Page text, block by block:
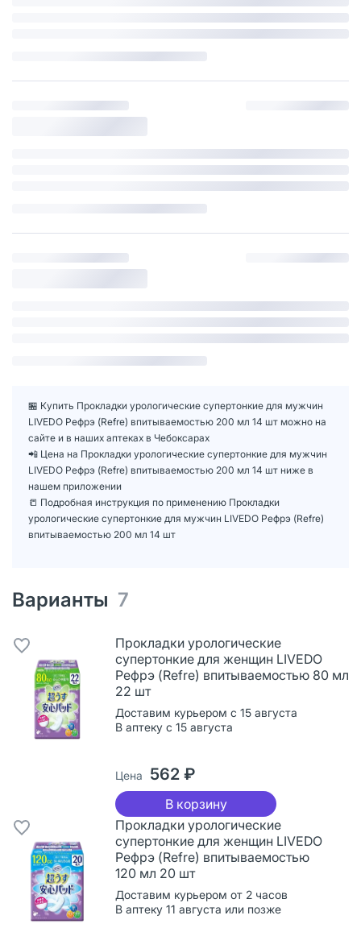
🏪 Купить Прокладки урологические супертонкие для мужчин
LIVEDO Рефрэ (Refre) впитываемостью 200 мл 14 шт можно на
сайте и в наших аптеках в Чебоксарах
📲 Цена на Прокладки урологические супертонкие для мужчин
LIVEDO Рефрэ (Refre) впитываемостью 200 мл 14 шт ниже в
нашем приложении
📒 Подробная инструкция по применению Прокладки
урологические супертонкие для мужчин LIVEDO Рефрэ (Refre)
впитываемостью 200 мл 14 шт
Варианты 7
Прокладки урологические
супертонкие для женщин LIVEDO
Рефрэ (Refre) впитываемостью 80 мл
22 шт
Доставим курьером с 15 августа
В аптеку с 15 августа
Цена 562 ₽
В корзину
Прокладки урологические
супертонкие для женщин LIVEDO
Рефрэ (Refre) впитываемостью
120 мл 20 шт
Доставим курьером от 2 часов
В аптеку 11 августа или позже